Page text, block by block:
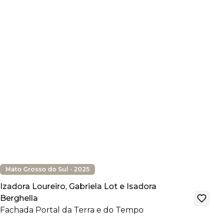
Mato Grosso do Sul - 2025
Izadora Loureiro, Gabriela Lot e Isadora
Berghella
Fachada Portal da Terra e do Tempo